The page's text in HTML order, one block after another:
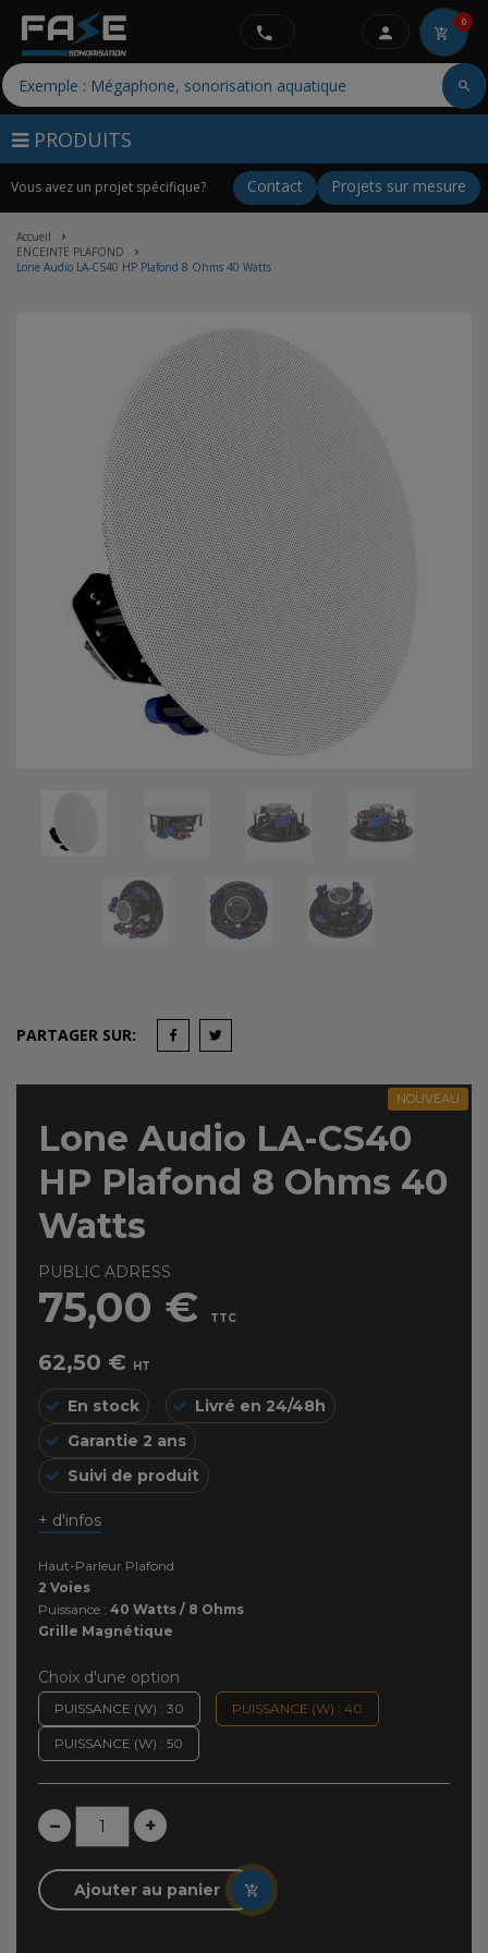
PRODUITS
Vous avez un projet spécifique? Projets sur mesure
Contact
0
Accueil
ENCEINTE PLAFOND
Lone Audio LA-CS40 HP Plafond 8 Ohms 40 Watts
PARTAGER SUR:
NOUVEAU
Lone Audio LA-CS40
HP Plafond 8 Ohms 40
Watts
PUBLIC ADRESS
75,00 € TTC
62,50 € HT
En stock
Livré en 24/48h
Garantie 2 ans
Suivi de produit
+ d'infos
Haut-Parleur Plafond
2 Voies
Puissance : 40 Watts / 8 Ohms
Grille Magnétique
Choix d'une option
PUISSANCE (W) : 30 PUISSANCE (W) : 40
PUISSANCE (W) : 50
– +
Ajouter au panier